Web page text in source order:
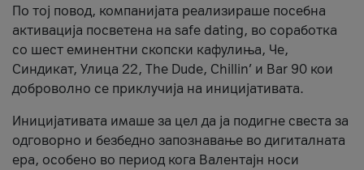
По тој повод, компанијата реализираше посебна
активација посветена на safe dating, во соработка
со шест еминентни скопски кафулиња, Че,
Синдикат, Улица 22, The Dude, Chillin’ и Bar 90 кои
доброволно се приклучија на иницијативата.
Иницијативата имаше за цел да ја подигне свеста за
одговорно и безбедно запознавање во дигиталната
ера, особено во период кога Валентајн носи